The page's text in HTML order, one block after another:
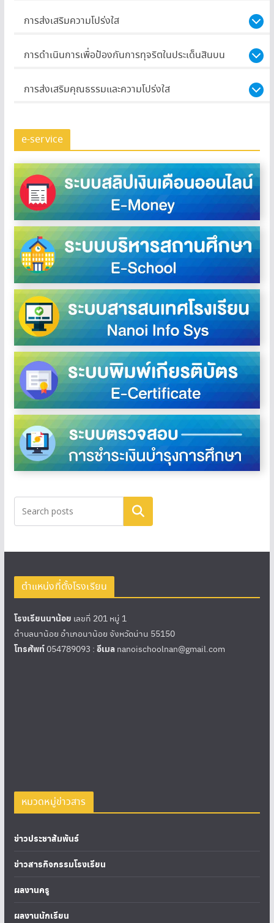
การส่งเสริมความโปร่งใส
การดำเนินการเพื่อป้องกันการทุจริตในประเด็นสินบน
การส่งเสริมคุณธรรมและความโปร่งใส
e-service
ค้นหา
ตำแหน่งที่ตั้งโรงเรียน
โรงเรียนนาน้อย เลขที่ 201 หมู่ 1
ตำบลนาน้อย อำเภอนาน้อย จังหวัดน่าน 55150
โทรศัพท์054789093 : อีเมลnanoischoolnan@gmail.com
หมวดหมู่ข่าวสาร
ข่าวประชาสัมพันธ์
ข่าวสารกิจกรรมโรงเรียน
ผลงานครู
ผลงานนักเรียน